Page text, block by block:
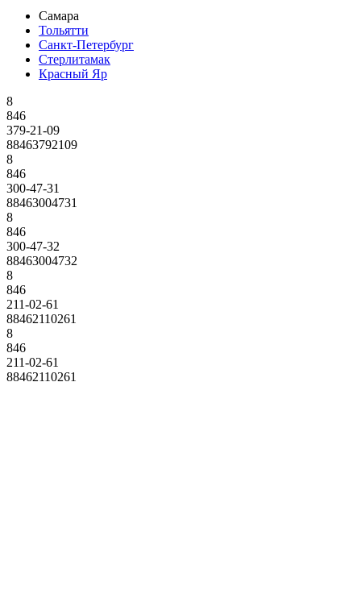
Самара
Тольятти
Санкт-Петербург
Стерлитамак
Красный Яр
8
846
379-21-09
88463792109
8
846
300-47-31
88463004731
8
846
300-47-32
88463004732
8
846
211-02-61
88462110261
8
846
211-02-61
88462110261